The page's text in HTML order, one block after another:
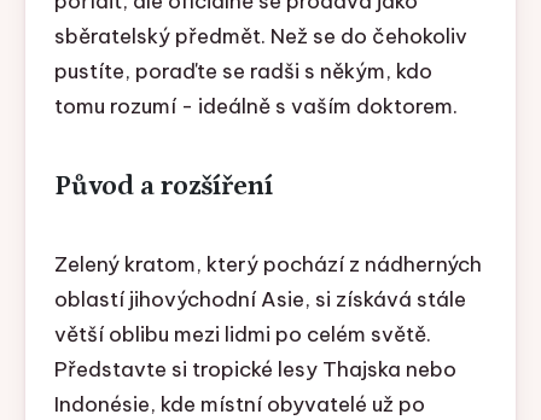
sběratelský předmět. Než se do čehokoliv
pustíte, poraďte se radši s někým, kdo
tomu rozumí - ideálně s vaším doktorem.
Původ a rozšíření
Zelený kratom, který pochází z nádherných
oblastí jihovýchodní Asie, si získává stále
větší oblibu mezi lidmi po celém světě.
Představte si tropické lesy Thajska nebo
Indonésie, kde místní obyvatelé už po